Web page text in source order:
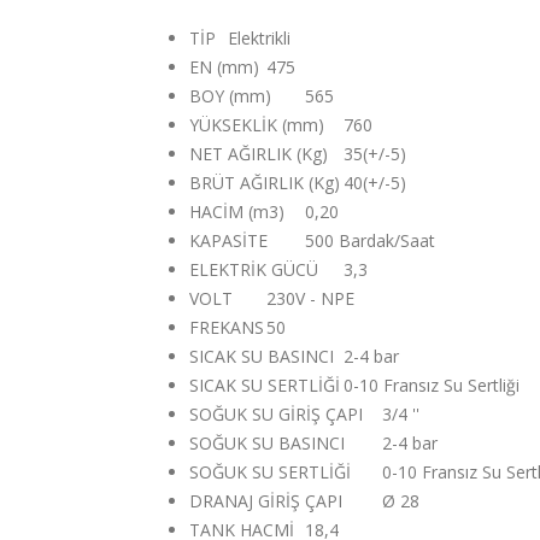
TİP
Elektrikli
EN (mm) 475
BOY (mm)
565
YÜKSEKLİK (mm)
760
NET AĞIRLIK (Kg)
35(+/-5)
BRÜT AĞIRLIK (Kg) 40(+/-5)
HACİM (m3)
0,20
KAPASİTE
500 Bardak/Saat
ELEKTRİK GÜCÜ
3,3
VOLT
230V - NPE
FREKANS 50
SICAK SU BASINCI 2-4 bar
SICAK SU SERTLİĞİ 0-10 Fransız Su Sertliği
SOĞUK SU GİRİŞ ÇAPI
3/4 ''
SOĞUK SU BASINCI
2-4 bar
SOĞUK SU SERTLİĞİ
0-10 Fransız Su
DRANAJ GİRİŞ ÇAPI
Ø 28
TANK HACMİ 18,4